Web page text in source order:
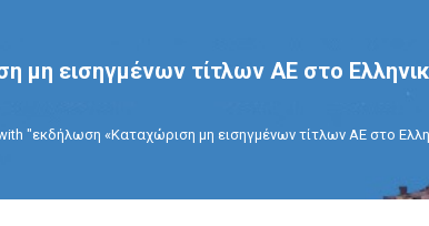
μη εισηγμένων τίτλων ΑΕ στο
"εκδήλωση «Καταχώριση μη εισηγμένων τίτλων ΑΕ στο